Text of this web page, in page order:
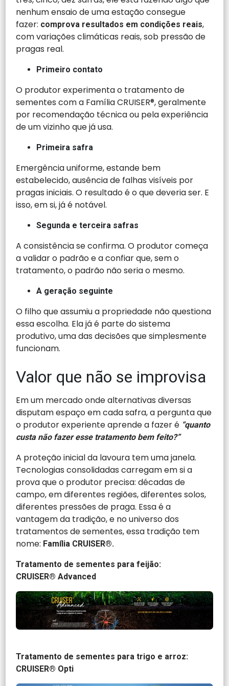
nenhum ensaio de uma estação consegue
fazer: comprova resultados em condições reais,
com variações climáticas reais, sob pressão de
pragas real.
Primeiro contato
O produtor experimenta o tratamento de
sementes com a Família CRUISER®, geralmente
por recomendação técnica ou pela experiência
de um vizinho que já usa.
Primeira safra
Emergência uniforme, estande bem
estabelecido, ausência de falhas visíveis por
pragas iniciais. O resultado é o que deveria ser. E
isso, em si, já é notável.
Segunda e terceira safras
A consistência se confirma. O produtor começa
a validar o padrão e a confiar que, sem o
tratamento, o padrão não seria o mesmo.
A geração seguinte
O filho que assumiu a propriedade não questiona
essa escolha. Ela já é parte do sistema
produtivo, uma das decisões que simplesmente
funcionam.
Valor que não se improvisa
Em um mercado onde alternativas diversas
disputam espaço em cada safra, a pergunta que
o produtor experiente aprende a fazer é “quanto
custa não fazer esse tratamento bem feito?”
A proteção inicial da lavoura tem uma janela.
Tecnologias consolidadas carregam em si a
prova que o produtor precisa: décadas de
campo, em diferentes regiões, diferentes solos,
diferentes pressões de praga. Essa é a
vantagem da tradição, e no universo dos
tratamentos de sementes, essa tradição tem
nome: Família CRUISER®.
Tratamento de sementes para feijão:
CRUISER® Advanced
Tratamento de sementes para trigo e arroz:
CRUISER® Opti